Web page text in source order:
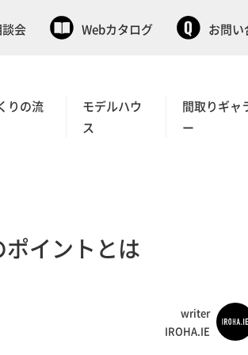
会 Webカタログ お問い
りの流
モデルハウ
ス
間取りギャ
ー
イントとは
writer
IROHA.IE